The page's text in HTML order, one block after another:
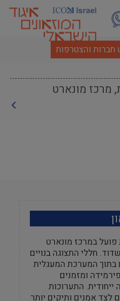
חברות והצטרפות
מרכז מונארט
פועל במרכז מונארט
חללי התצוגה בנויים
בתוך המערכת המעגלית
ומזמנים
התערוכות
לצד אמנים ותיקים יותר